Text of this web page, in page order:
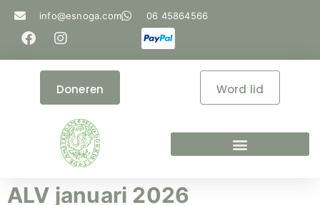
info@esnoga.com 06 45864566
Word lid
Doneren
ALV januari 2026